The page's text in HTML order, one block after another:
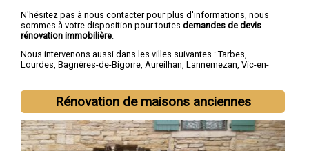
N'hésitez pas à nous contacter pour plus d'informations, nous
sommes à votre disposition pour toutes demandes de devis
rénovation immobilière
Nous intervenons aussi dans les villes suivantes : Tarbes,
Lourdes, Bagnères-de-Bigorre, Aureilhan, Lannemezan, Vic-en-
Rénovation de maisons anciennes